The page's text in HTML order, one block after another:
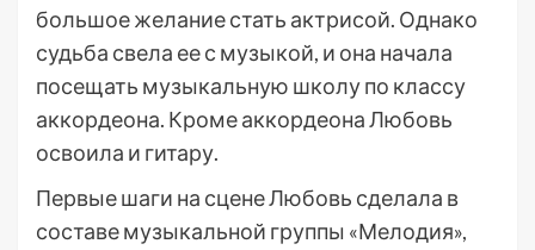
большое желание стать актрисой. Однако
судьба свела ее с музыкой, и она начала
посещать музыкальную школу по классу
аккордеона. Кроме аккордеона Любовь
освоила и гитару.
Первые шаги на сцене Любовь сделала в
составе музыкальной группы «Мелодия»,